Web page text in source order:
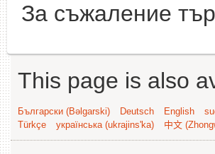
За съжаление
This page is also
Български (Bəlgarski) Deutsch English
Türkçe
українська (ukrajins'ka) 中文